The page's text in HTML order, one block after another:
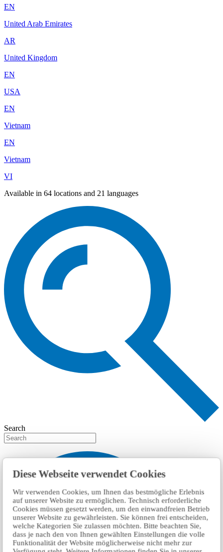
Diese Webseite verwendet Cookies
Wir verwenden Cookies, um Ihnen das bestmögliche Erlebnis
auf unserer Website zu ermöglichen. Technisch erforderliche
Cookies müssen gesetzt werden, um den einwandfreien Betrieb
unserer Website zu gewährleisten. Sie können frei entscheiden,
welche Kategorien Sie zulassen möchten. Bitte beachten Sie,
dass je nach den von Ihnen gewählten Einstellungen die volle
Funktionalität der Website möglicherweise nicht mehr zur
EN
United Arab Emirates
AR
United Kingdom
EN
USA
EN
Vietnam
EN
Vietnam
VI
Available in 64 locations and 21 languages
Search